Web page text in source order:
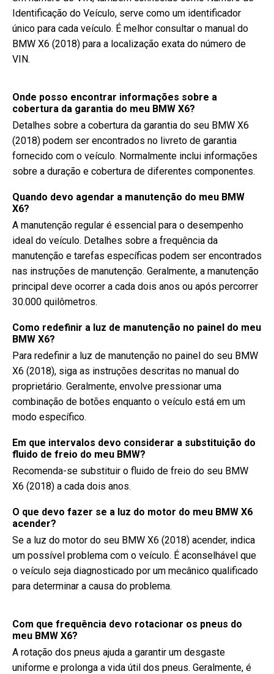
Identificação do Veículo, serve como um identificador
único para cada veículo. É melhor consultar o manual do
BMW X6 (2018) para a localização exata do número de
VIN.
Onde posso encontrar informações sobre a
cobertura da garantia do meu BMW X6?
Detalhes sobre a cobertura da garantia do seu BMW X6
(2018) podem ser encontrados no livreto de garantia
fornecido com o veículo. Normalmente inclui informações
sobre a duração e cobertura de diferentes componentes.
Quando devo agendar a manutenção do meu BMW
X6?
A manutenção regular é essencial para o desempenho
ideal do veículo. Detalhes sobre a frequência da
manutenção e tarefas específicas podem ser encontrados
nas instruções de manutenção. Geralmente, a manutenção
principal deve ocorrer a cada dois anos ou após percorrer
30.000 quilômetros.
Como redefinir a luz de manutenção no painel do meu
BMW X6?
Para redefinir a luz de manutenção no painel do seu BMW
X6 (2018), siga as instruções descritas no manual do
proprietário. Geralmente, envolve pressionar uma
combinação de botões enquanto o veículo está em um
modo específico.
Em que intervalos devo considerar a substituição do
fluido de freio do meu BMW?
Recomenda-se substituir o fluido de freio do seu BMW
X6 (2018) a cada dois anos.
O que devo fazer se a luz do motor do meu BMW X6
acender?
Se a luz do motor do seu BMW X6 (2018) acender, indica
um possível problema com o veículo. É aconselhável que
o veículo seja diagnosticado por um mecânico qualificado
para determinar a causa do problema.
Com que frequência devo rotacionar os pneus do
meu BMW X6?
A rotação dos pneus ajuda a garantir um desgaste
uniforme e prolonga a vida útil dos pneus. Geralmente, é